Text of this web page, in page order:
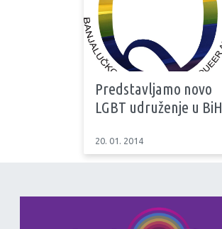
Predstavljamo novo
LGBT udruženje u BiH
20. 01. 2014